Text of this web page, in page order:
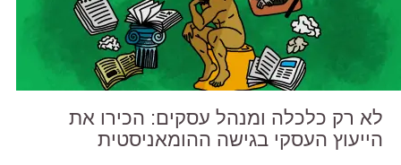
לא רק כלכלה ומנהל עסקים: הכירו את
הייעוץ העסקי בגישה ההומאניסטית